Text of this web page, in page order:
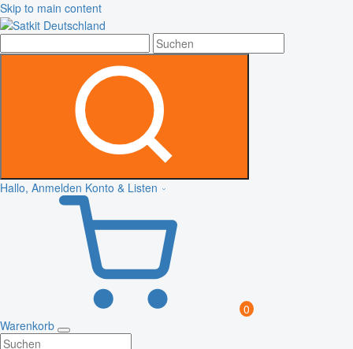
Skip to main content
Hallo, Anmelden Konto & Listen
0
Warenkorb